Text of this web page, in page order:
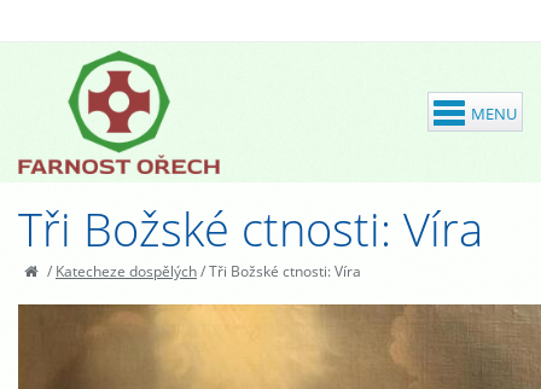
Tři Božské ctnosti: Víra
/ Katecheze dospělých/Tři Božské ctnosti: Víra